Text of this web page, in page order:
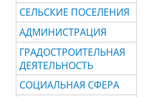
СЕЛЬСКИЕ ПОСЕЛЕНИЯ
АДМИНИСТРАЦИЯ
ГРАДОСТРОИТЕЛЬНАЯ
ДЕЯТЕЛЬНОСТЬ
СОЦИАЛЬНАЯ СФЕРА